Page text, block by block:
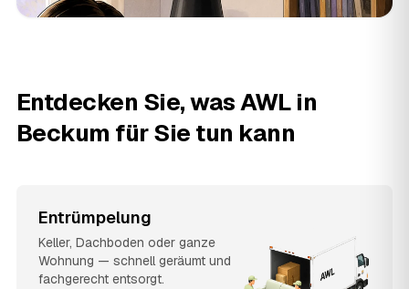
Entdecken Sie, was AWL in
Beckum für Sie tun kann
Entrümpelung
Keller, Dachboden oder ganze
Wohnung — schnell geräumt und
fachgerecht entsorgt.